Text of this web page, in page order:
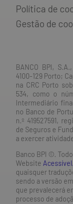
Política de
Gestão de
BANCO BPI,
4100-129 Porto;
na CRC Porto
534, como o
Intermediário
no Banco de
n.º 419527591,
de Seguros e
a exercer
Banco BPI ©.
Website Acessível.
quaisquer
sendo a versão
que prevalecerá
processo de